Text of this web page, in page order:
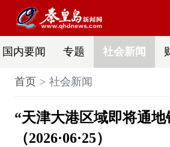
国内要闻 专题 社会新闻
首页 社会新闻
“天津大港区域即将通地
（2026·06·25）